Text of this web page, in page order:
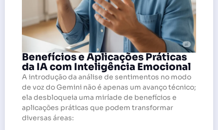
Benefícios e Aplicações Práticas
da IA com Inteligência Emocional
A introdução da análise de sentimentos no modo
de voz do Gemini não é apenas um avanço técnico;
ela desbloqueia uma miríade de benefícios e
aplicações práticas que podem transformar
diversas áreas: